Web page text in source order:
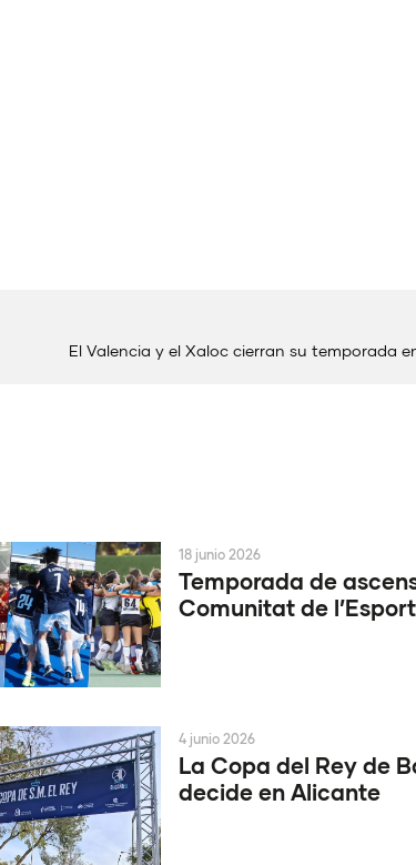
El Valencia y el Xaloc cierran su temporada
Temporada de
Comunitat de l’Esport
18 junio 2026
La Copa del Rey de
decide en Alicante
4 junio 2026